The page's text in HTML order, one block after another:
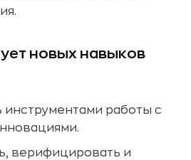
новых навыков
инструментами работы с
верифицировать и